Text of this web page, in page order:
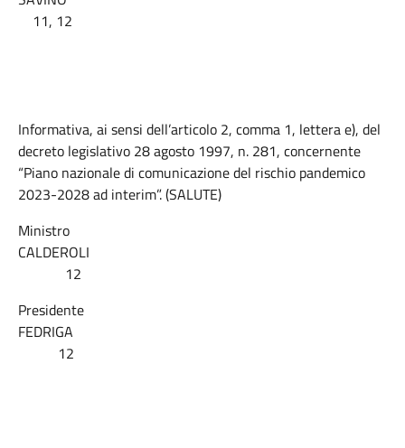
11, 12
Informativa, ai sensi dell’articolo 2, comma 1, lettera e), del
decreto legislativo 28 agosto 1997, n. 281, concernente
“Piano nazionale di comunicazione del rischio pandemico
2023-2028 ad interim”. (SALUTE)
Ministro
CALDEROLI
12
Presidente
FEDRIGA
12